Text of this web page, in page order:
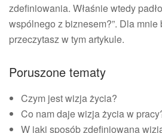
zdefiniowania. Właśnie wtedy
wspólnego z biznesem?”. Dla
przeczytasz w tym artykule.
Poruszone tematy
Czym jest wizja życia?
Co nam daje wizja życia w
W jaki sposób zdefiniowana